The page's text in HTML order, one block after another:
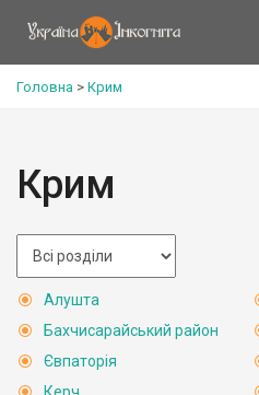
Головна > Крим
Крим
Алушта
Бахчисарайський район
Євпаторія